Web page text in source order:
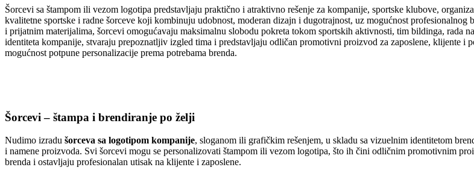
Šorcevi sa štampom ili vezom logotipa predstavljaju praktično i atraktivno rešenje za kompanije, sportske klubove,
kvalitetne sportske i radne šorceve koji kombinuju udobnost, moderan dizajn i dugotrajnost, uz mogućnost
i prijatnim materijalima, šorcevi omogućavaju maksimalnu slobodu pokreta tokom sportskih aktivnosti, tim bildinga, rada
identiteta kompanije, stvaraju prepoznatljiv izgled tima i predstavljaju odličan promotivni proizvod za zaposlene, klijente i
mogućnost potpune personalizacije prema potrebama brenda.
Šorcevi – štampa i brendiranje po želji
Nudimo izradu šorceva sa logotipom kompanije, sloganom ili grafičkim rešenjem, u skladu sa vizuelnim identitetom
i namene proizvoda. Svi šorcevi mogu se personalizovati štampom ili vezom logotipa, što ih čini odličnim promotivnim
brenda i ostavljaju profesionalan utisak na klijente i zaposlene.